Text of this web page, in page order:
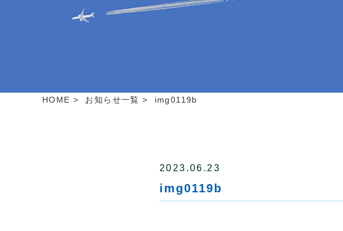
HOME > お知らせ一覧 > img0119b
2023.06.23
img0119b